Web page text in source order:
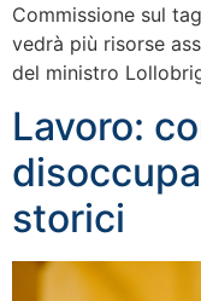
Commissione sul
vedrà più risorse
del ministro
Lavoro:
storici